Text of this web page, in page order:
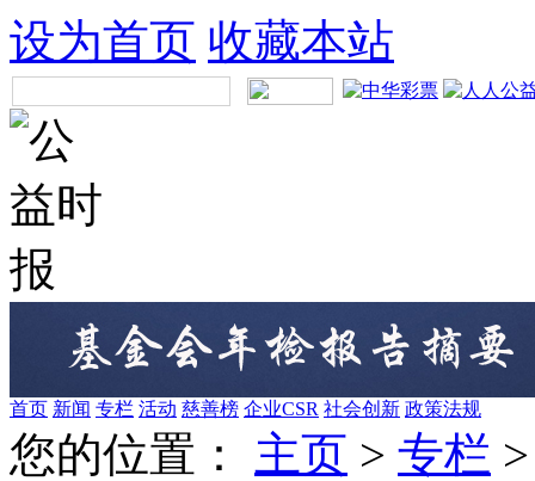
设为首页 收藏本站
首页 新闻 专栏 活动 慈善榜 企业CSR 社会创新 政策法规
您的位置： 主页 > 专栏